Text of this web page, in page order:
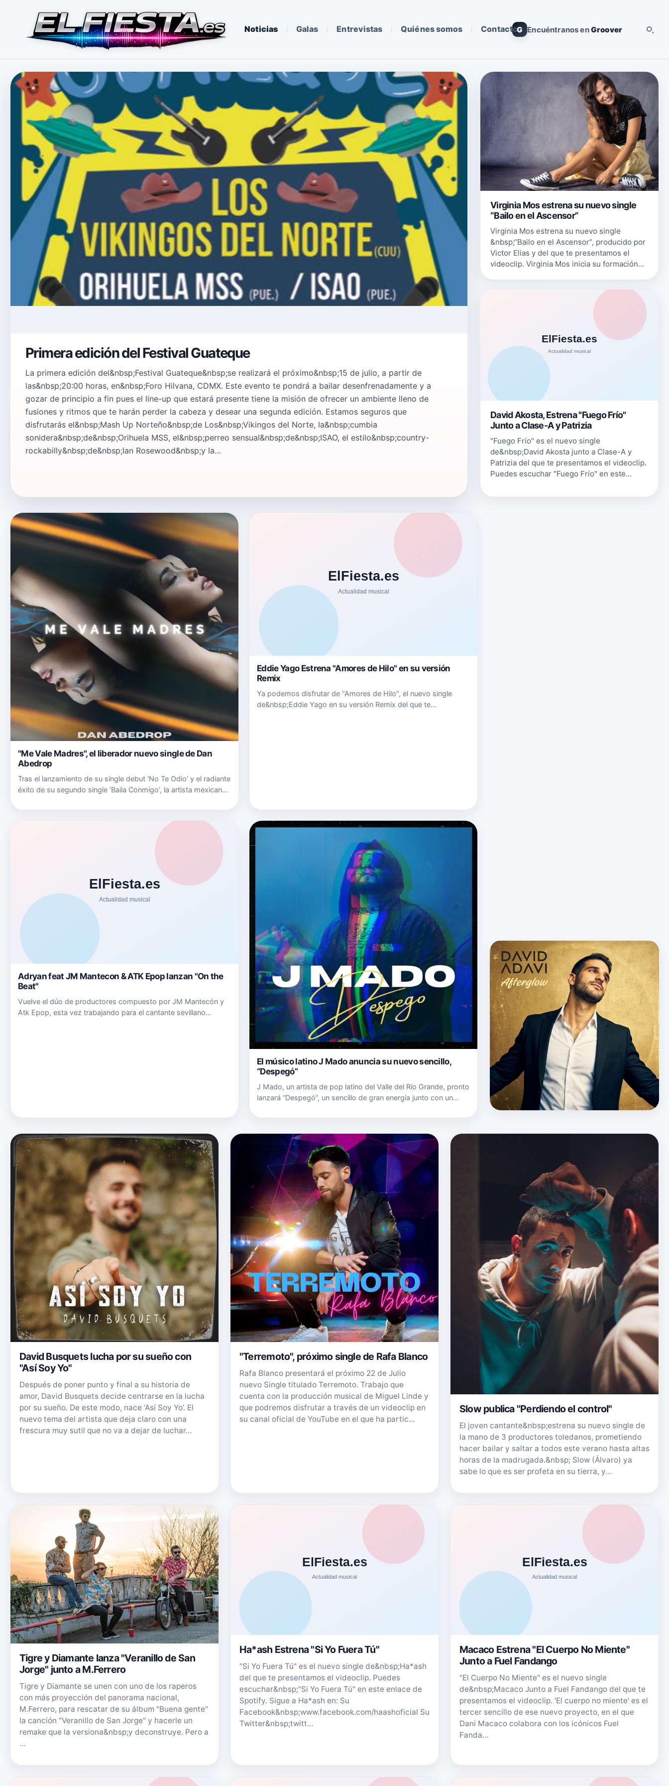
Noticias Galas Entrevistas Quiénes somos ContactoG Encuéntranos enGroover
Primera edición del Festival Guateque
La primera edición del&nbsp;Festival Guateque&nbsp;se realizará el próximo&nbsp;15 de julio, a partir de
las&nbsp;20:00 horas, en&nbsp;Foro Hilvana, CDMX. Este evento te pondrá a bailar desenfrenadamente y a
gozar de principio a fin pues el line-up que estará presente tiene la misión de ofrecer un ambiente lleno de
fusiones y ritmos que te harán perder la cabeza y desear una segunda edición. Estamos seguros que
disfrutarás el&nbsp;Mash Up Norteño&nbsp;de Los&nbsp;Vikingos del Norte, la&nbsp;cumbia
sonidera&nbsp;de&nbsp;Orihuela MSS, el&nbsp;perreo sensual&nbsp;de&nbsp;ISAO, el estilo&nbsp;country-
rockabilly&nbsp;de&nbsp;Ian Rosewood&nbsp;y la…
Virginia Mos estrena su nuevo single
“Bailo en el Ascensor”
Virginia Mos estrena su nuevo single
&nbsp;“Bailo en el Ascensor”, producido por
Victor Elias y del que te presentamos el
videoclip. Virginia Mos inicia su formación
David Akosta, Estrena "Fuego Frío"
Junto a Clase-A y Patrizia
"Fuego Frío" es el nuevo single
de&nbsp;David Akosta junto a Clase-A y
Patrizia del que te presentamos el videoclip.
Puedes escuchar "Fuego Frío" en este
su Instagram
"Me Vale Madres", el liberador nuevo single de Dan
Abedrop
Tras el lanzamiento de su single debut ‘No Te Odio’ y el radiante
éxito de su segundo single ‘Baila Conmigo’, la artista mexicana
Vale Madres’. El tema, producido por MercaderLab…
Eddie Yago Estrena "Amores de Hilo" en su versión
Remix
Ya podemos disfrutar de "Amores de Hilo", el nuevo single
de&nbsp;Eddie Yago en su versión Remix del que te
Adryan feat JM Mantecon & ATK Epop lanzan "On the
Beat"
Vuelve el dúo de productores compuesto por JM Mantecón y
Atk Epop, esta vez trabajando para el cantante sevillano
El músico latino J Mado anuncia su nuevo sencillo,
“Despegó”
J Mado, un artista de pop latino del Valle del Río Grande, pronto
lanzará “Despegó”, un sencillo de gran energía junto con un
se podrán ver en streaming en los servicios de música…
David Busquets lucha por su sueño con
"Así Soy Yo"
Después de poner punto y final a su historia de
amor, David Busquets decide centrarse en la lucha
por su sueño. De este modo, nace ‘Así Soy Yo’. El
nuevo tema del artista que deja claro con una
frescura muy sutil que no va a dejar de luchar…
"Terremoto", próximo single de Rafa Blanco
Rafa Blanco presentará el próximo 22 de Julio
nuevo Single titulado Terremoto. Trabajo que
cuenta con la producción musical de Miguel Linde y
que podremos disfrutar a través de un videoclip en
su canal oficial de YouTube en el que ha partic…
Slow publica "Perdiendo el control"
El joven cantante&nbsp;estrena su nuevo single de
la mano de 3 productores toledanos, prometiendo
hacer bailar y saltar a todos este verano hasta altas
horas de la madrugada.&nbsp; Slow (Álvaro) ya
sabe lo que es ser profeta en su tierra, y…
Tigre y Diamante lanza "Veranillo de San
Jorge" junto a M.Ferrero
Tigre y Diamante se unen con uno de los raperos
con más proyección del panorama nacional,
M.Ferrero, para rescatar de su álbum "Buena gente"
la canción "Veranillo de San Jorge" y hacerle un
remake que la versiona&nbsp;y deconstruye. Pero a
…
Ha*ash Estrena "Si Yo Fuera Tú"
"Si Yo Fuera Tú" es el nuevo single de&nbsp;Ha*ash
del que te presentamos el videoclip. Puedes
escuchar&nbsp;"Si Yo Fuera Tú" en este enlace de
Spotify. Sigue a Ha*ash en: Su
Facebook&nbsp;www.facebook.com/haashoficial Su
Twitter&nbsp;twitt…
Macaco Estrena "El Cuerpo No Miente"
Junto a Fuel Fandango
"El Cuerpo No Miente" es el nuevo single
de&nbsp;Macaco Junto a Fuel Fandango del que te
presentamos el videoclip. 'El cuerpo no miente' es el
tercer sencillo de ese nuevo proyecto, en el que
Dani Macaco colabora con los icónicos Fuel
Fanda…